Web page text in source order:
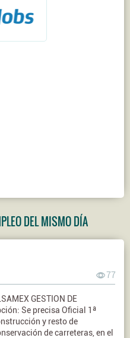
DEL MISMO DÍA
77
GESTION DE
Se precisa Oficial 1ª
y resto de
de carreteras, en el